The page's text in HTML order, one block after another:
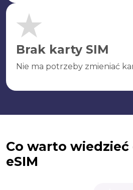
Brak karty SIM
Nie ma potrzeby zmieniać
Co warto
eSIM